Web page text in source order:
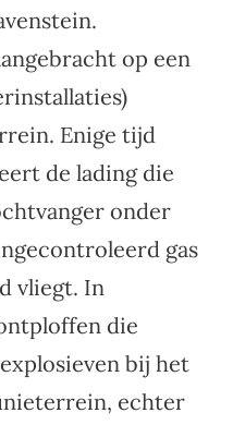
op een
Enige tijd
de lading die
onder
gas
vliegt. In
die
bij het
echter